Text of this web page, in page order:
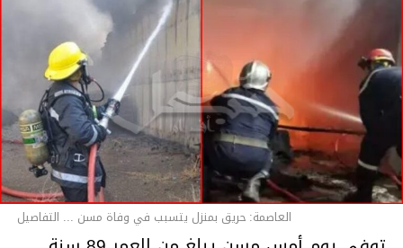
العاصمة: حريق بمنزل يتسبب في وفاة مسن ... التفاصيل